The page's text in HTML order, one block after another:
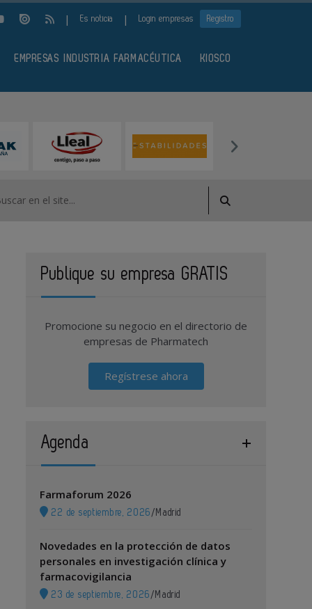
| Es noticia | Login empresas Registro
EMPRESAS INDUSTRIA FARMACÉUTICA KIOSCO
Publique su empresa GRATIS
Promocione su negocio en el directorio de
empresas de Pharmatech
Regístrese ahora
Agenda
Farmaforum 2026
22 de septiembre, 2026 / Madrid
Novedades en la protección de datos
personales en investigación clínica y
farmacovigilancia
23 de septiembre, 2026 / Madrid